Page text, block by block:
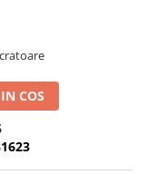
COS